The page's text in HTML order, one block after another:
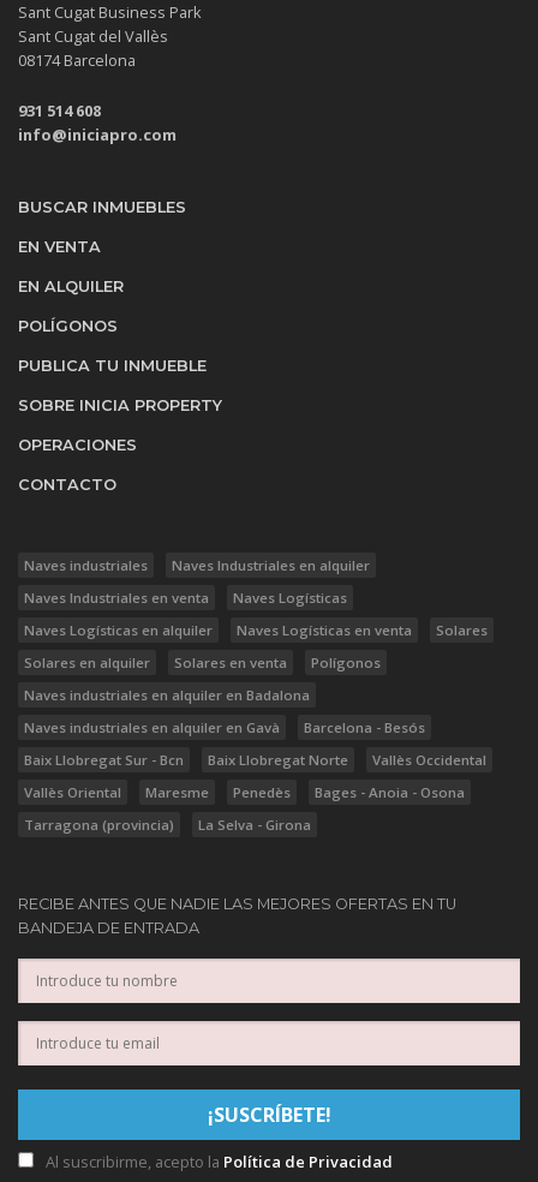
Sant Cugat Business Park
Sant Cugat del Vallès
08174 Barcelona
931 514 608
info@iniciapro.com
BUSCAR INMUEBLES
EN VENTA
EN ALQUILER
POLÍGONOS
PUBLICA TU INMUEBLE
SOBRE INICIA PROPERTY
OPERACIONES
CONTACTO
Naves industriales
Naves Industriales en alquiler
Naves Industriales en venta
Naves Logísticas
Naves Logísticas en alquiler
Naves Logísticas en venta
Solares
Solares en alquiler
Solares en venta
Polígonos
Naves industriales en alquiler en Badalona
Naves industriales en alquiler en Gavà
Barcelona - Besós
Baix Llobregat Sur - Bcn
Baix Llobregat Norte
Vallès Occidental
Vallès Oriental
Maresme Penedès
Bages - Anoia - Osona
Tarragona (provincia)
La Selva - Girona
RECIBE ANTES QUE NADIE LAS MEJORES OFERTAS EN TU
BANDEJA DE ENTRADA
Al suscribirme, acepto la Política de Privacidad